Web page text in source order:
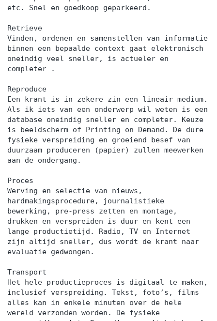
etc. Snel en goedkoop geparkeerd.
Retrieve
Vinden, ordenen en samenstellen van informatie
binnen een bepaalde context gaat elektronisch
oneindig veel sneller, is actueler en
completer .
Reproduce
Een krant is in zekere zin een lineair medium.
Als ik iets van een onderwerp wil weten is een
database oneindig sneller en completer. Keuze
is beeldscherm of Printing on Demand. De dure
fysieke verspreiding en groeiend besef van
duurzaam produceren (papier) zullen meewerken
aan de ondergang.
Proces
Werving en selectie van nieuws,
hardmakingsprocedure, journalistieke
bewerking, pre-press zetten en montage,
drukken en verspreiden is duur en kent een
lange productietijd. Radio, TV en Internet
zijn altijd sneller, dus wordt de krant naar
evaluatie gedwongen.
Transport
Het hele productieproces is digitaal te maken,
inclusief verspreiding. Tekst, foto’s, films
alles kan in enkele minuten over de hele
wereld verzonden worden. De fysieke